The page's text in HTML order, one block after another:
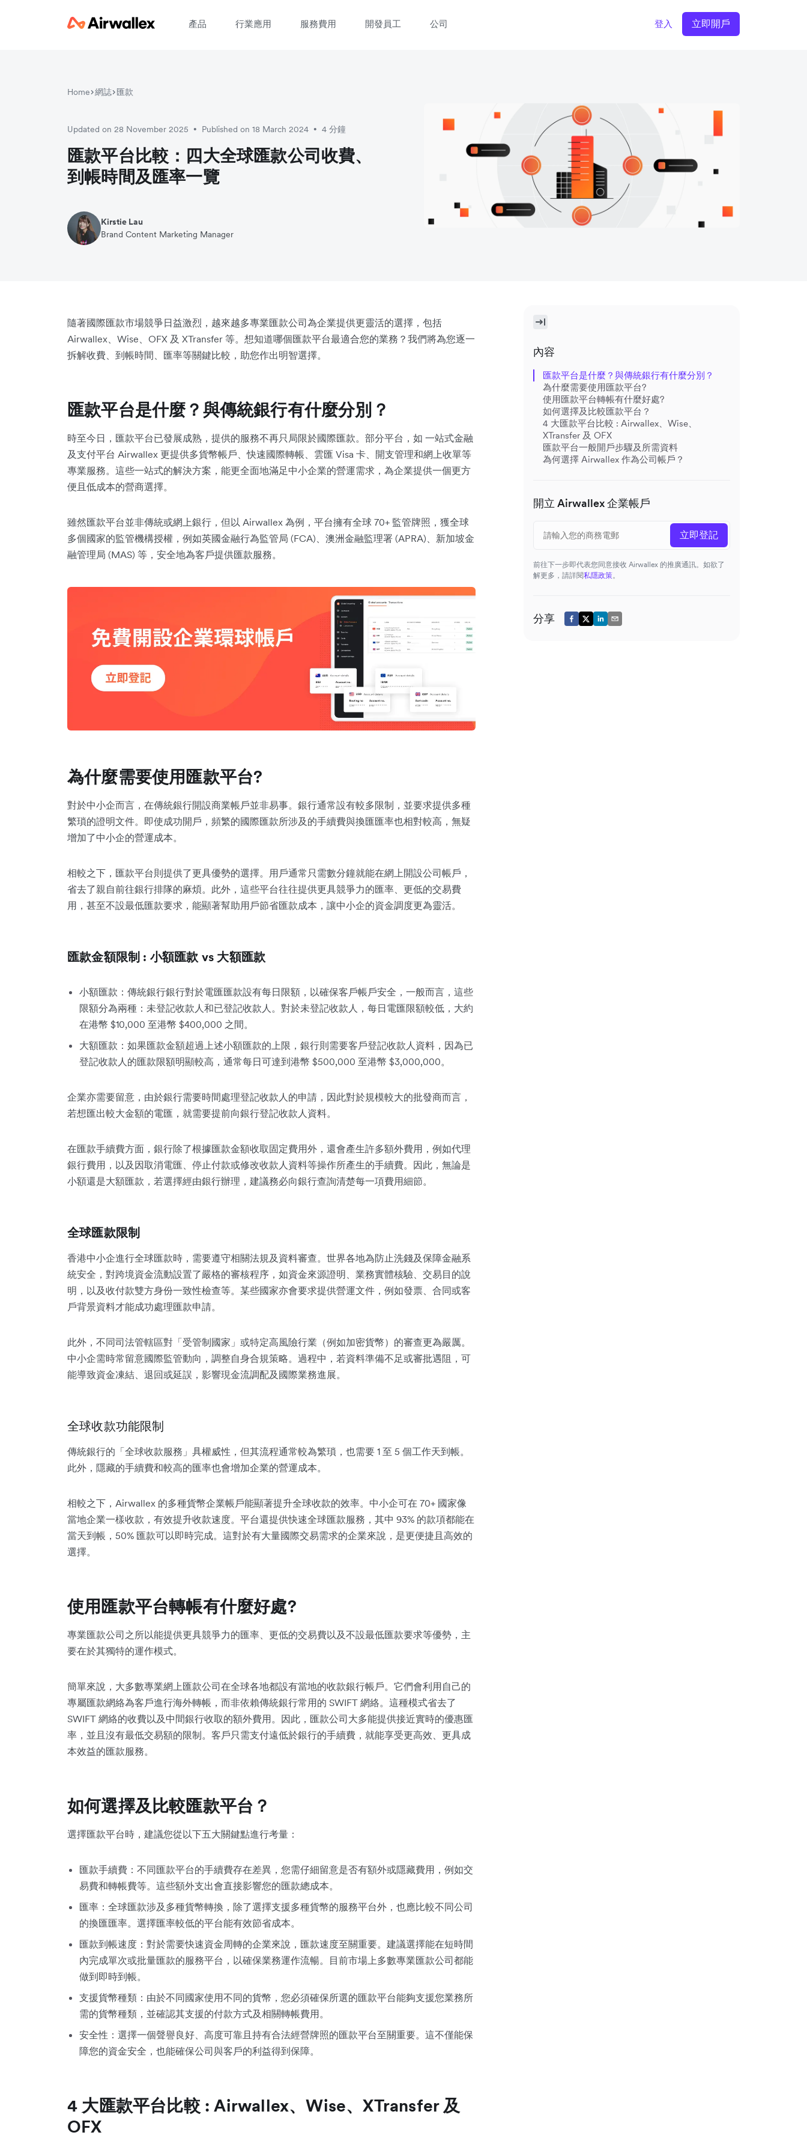
產品 行業應用 服務費用 開發員工 公司 登入 立即開戶
Home 網誌 匯款
Updated on 28 November 2025 • Published on 18 March 2024 • 4 分鐘
匯款平台比較：四大全球匯款公司收費、
到帳時間及匯率一覽
Kirstie Lau
Brand Content Marketing Manager
隨著國際匯款市場競爭日益激烈，越來越多專業匯款公司為企業提供更靈活的選擇，包括
Airwallex、Wise、OFX 及 XTransfer 等。想知道哪個匯款平台最適合您的業務？我們將為您逐一
拆解收費、到帳時間、匯率等關鍵比較，助您作出明智選擇。
匯款平台是什麼？與傳統銀行有什麼分別？
時至今日，匯款平台已發展成熟，提供的服務不再只局限於國際匯款。部分平台，如 一站式金融
及支付平台 Airwallex 更提供多貨幣帳戶、快速國際轉帳、雲匯 Visa 卡、開支管理和網上收單等
專業服務。這些一站式的解決方案，能更全面地滿足中小企業的營運需求，為企業提供一個更方
便且低成本的營商選擇。
雖然匯款平台並非傳統或網上銀行，但以 Airwallex 為例，平台擁有全球 70+ 監管牌照，獲全球
多個國家的監管機構授權，例如英國金融行為監管局 (FCA)、澳洲金融監理署 (APRA)、新加坡金
融管理局 (MAS) 等，安全地為客戶提供匯款服務。
為什麼需要使用匯款平台?
對於中小企而言，在傳統銀行開設商業帳戶並非易事。銀行通常設有較多限制，並要求提供多種
繁瑣的證明文件。即使成功開戶，頻繁的國際匯款所涉及的手續費與換匯匯率也相對較高，無疑
增加了中小企的營運成本。
相較之下，匯款平台則提供了更具優勢的選擇。用戶通常只需數分鐘就能在網上開設公司帳戶，
省去了親自前往銀行排隊的麻煩。此外，這些平台往往提供更具競爭力的匯率、更低的交易費
用，甚至不設最低匯款要求，能顯著幫助用戶節省匯款成本，讓中小企的資金調度更為靈活。
匯款金額限制 : 小額匯款 vs 大額匯款
小額匯款：傳統銀行銀行對於電匯匯款設有每日限額，以確保客戶帳戶安全，一般而言，這些
限額分為兩種：未登記收款人和已登記收款人。對於未登記收款人，每日電匯限額較低，大約
在港幣 $10,000 至港幣 $400,000 之間。
大額匯款：如果匯款金額超過上述小額匯款的上限，銀行則需要客戶登記收款人資料，因為已
登記收款人的匯款限額明顯較高，通常每日可達到港幣 $500,000 至港幣 $3,000,000。
企業亦需要留意，由於銀行需要時間處理登記收款人的申請，因此對於規模較大的批發商而言，
若想匯出較大金額的電匯，就需要提前向銀行登記收款人資料。
在匯款手續費方面，銀行除了根據匯款金額收取固定費用外，還會產生許多額外費用，例如代理
銀行費用，以及因取消電匯、停止付款或修改收款人資料等操作所產生的手續費。因此，無論是
小額還是大額匯款，若選擇經由銀行辦理，建議務必向銀行查詢清楚每一項費用細節。
全球匯款限制
香港中小企進行全球匯款時，需要遵守相關法規及資料審查。世界各地為防止洗錢及保障金融系
統安全，對跨境資金流動設置了嚴格的審核程序，如資金來源證明、業務實體核驗、交易目的說
明，以及收付款雙方身份一致性檢查等。某些國家亦會要求提供營運文件，例如發票、合同或客
戶背景資料才能成功處理匯款申請。
此外，不同司法管轄區對「受管制國家」或特定高風險行業（例如加密貨幣）的審查更為嚴厲。
中小企需時常留意國際監管動向，調整自身合規策略。過程中，若資料準備不足或審批遇阻，可
能導致資金凍結、退回或延誤，影響現金流調配及國際業務進展。
全球收款功能限制
傳統銀行的「全球收款服務」具權威性，但其流程通常較為繁瑣，也需要 1 至 5 個工作天到帳。
此外，隱藏的手續費和較高的匯率也會增加企業的營運成本。
相較之下，Airwallex 的多種貨幣企業帳戶能顯著提升全球收款的效率。中小企可在 70+ 國家像
當地企業一樣收款，有效提升收款速度。平台還提供快速全球匯款服務，其中 93% 的款項都能在
當天到帳，50% 匯款可以即時完成。這對於有大量國際交易需求的企業來說，是更便捷且高效的
選擇。
使用匯款平台轉帳有什麼好處?
專業匯款公司之所以能提供更具競爭力的匯率、更低的交易費以及不設最低匯款要求等優勢，主
要在於其獨特的運作模式。
簡單來說，大多數專業網上匯款公司在全球各地都設有當地的收款銀行帳戶。它們會利用自己的
專屬匯款網絡為客戶進行海外轉帳，而非依賴傳統銀行常用的 SWIFT 網絡。這種模式省去了
SWIFT 網絡的收費以及中間銀行收取的額外費用。因此，匯款公司大多能提供接近實時的優惠匯
率，並且沒有最低交易額的限制。客戶只需支付遠低於銀行的手續費，就能享受更高效、更具成
本效益的匯款服務。
如何選擇及比較匯款平台？
選擇匯款平台時，建議您從以下五大關鍵點進行考量：
匯款手續費：不同匯款平台的手續費存在差異，您需仔細留意是否有額外或隱藏費用，例如交
易費和轉帳費等。這些額外支出會直接影響您的匯款總成本。
匯率：全球匯款涉及多種貨幣轉換，除了選擇支援多種貨幣的服務平台外，也應比較不同公司
的換匯匯率。選擇匯率較低的平台能有效節省成本。
匯款到帳速度：對於需要快速資金周轉的企業來說，匯款速度至關重要。建議選擇能在短時間
內完成單次或批量匯款的服務平台，以確保業務運作流暢。目前市場上多數專業匯款公司都能
做到即時到帳。
支援貨幣種類：由於不同國家使用不同的貨幣，您必須確保所選的匯款平台能夠支援您業務所
需的貨幣種類，並確認其支援的付款方式及相關轉帳費用。
安全性：選擇一個聲譽良好、高度可靠且持有合法經營牌照的匯款平台至關重要。這不僅能保
障您的資金安全，也能確保公司與客戶的利益得到保障。
4 大匯款平台比較 : Airwallex、Wise、XTransfer 及
OFX
內容
匯款平台是什麼？與傳統銀行有什麼分別？
為什麼需要使用匯款平台?
使用匯款平台轉帳有什麼好處?
如何選擇及比較匯款平台？
4 大匯款平台比較 : Airwallex、Wise、
XTransfer 及 OFX
匯款平台一般開戶步驟及所需資料
為何選擇 Airwallex 作為公司帳戶？
開立 Airwallex 企業帳戶
立即登記
前往下一步即代表您同意接收 Airwallex 的推廣通訊。如欲了
解更多，請詳閱私隱政策。
分享